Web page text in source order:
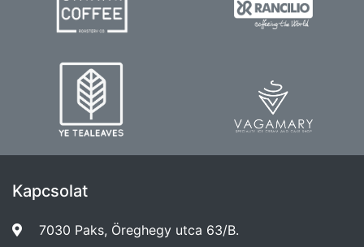
Kapcsolat
7030 Paks, Öreghegy utca 63/B.